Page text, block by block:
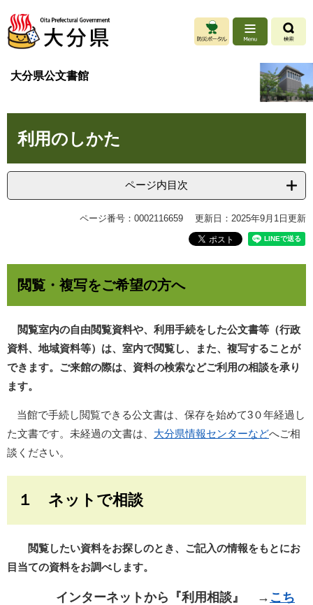
ジ
ュ
大分県公文書館
利用のしかた
ページ内目次
ページ番号：0002116659 更新日：2025年9月1日更新
閲覧・複写をご希望の方へ
閲覧室内の自由閲覧資料や、利用手続をした公文書等（行政
資料、地域資料等）は、室内で閲覧し、また、複写することが
できます。ご来館の際は、資料の検索などご利用の相談を承り
ます。
当館で手続し閲覧できる公文書は、保存を始めて3０年経過し
た文書です。未経過の文書は、 大分県情報センターなどへご相
談ください。
１ ネットで相談
閲覧したい資料をお探しのとき、ご記入の情報をもとにお
目当ての資料をお調べします。
インターネットから『利用相談』 → こち